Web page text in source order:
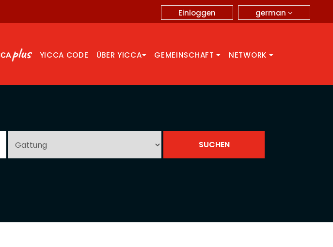
german
Einloggen
YICCA CODE ÜBER YICCA GEMEINSCHAFT NETWORK